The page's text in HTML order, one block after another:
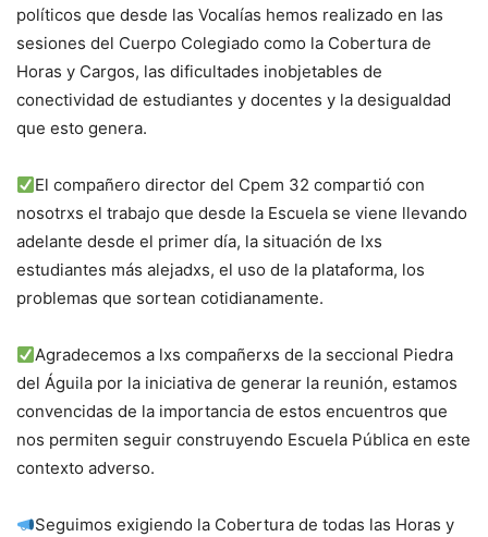
políticos que desde las Vocalías hemos realizado en las
sesiones del Cuerpo Colegiado como la Cobertura de
Horas y Cargos, las dificultades inobjetables de
conectividad de estudiantes y docentes y la desigualdad
que esto genera.
El compañero director del Cpem 32 compartió con
nosotrxs el trabajo que desde la Escuela se viene llevando
adelante desde el primer día, la situación de lxs
estudiantes más alejadxs, el uso de la plataforma, los
problemas que sortean cotidianamente.
Agradecemos a lxs compañerxs de la seccional Piedra
del Águila por la iniciativa de generar la reunión, estamos
convencidas de la importancia de estos encuentros que
nos permiten seguir construyendo Escuela Pública en este
contexto adverso.
Seguimos exigiendo la Cobertura de todas las Horas y